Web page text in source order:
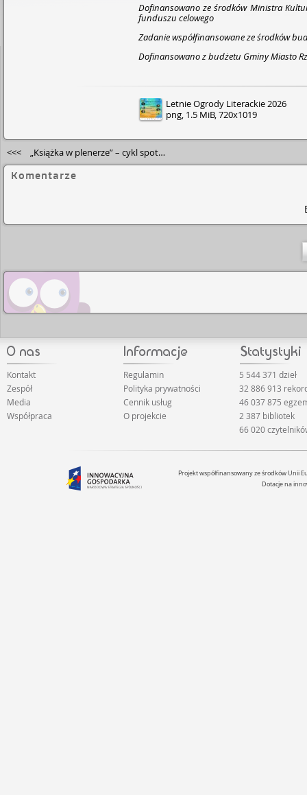
Dofinansowano ze środków Ministra
funduszu celowego
Zadanie wspó­łfin­anso­wane­ ze środków
Dofinansowano z budżetu Gminy Miasto
Letnie Ogrody Literackie 2026
png, 1.5 MiB, 720x1019
<<< „Książka w plenerze” – cykl spotkań dla dzieci i młodzieży na rzeszowskich Bulwarach
Komentarze
Kontakt
Zespół
Media
Współpraca
Regulamin
Polityka prywatności
Cennik usług
O projekcie
5 544 371 dzieł
32 886 913
46 037 875
2 387 bibliotek
66 020
Projekt współfinansowany ze środków Unii
Dotacje na